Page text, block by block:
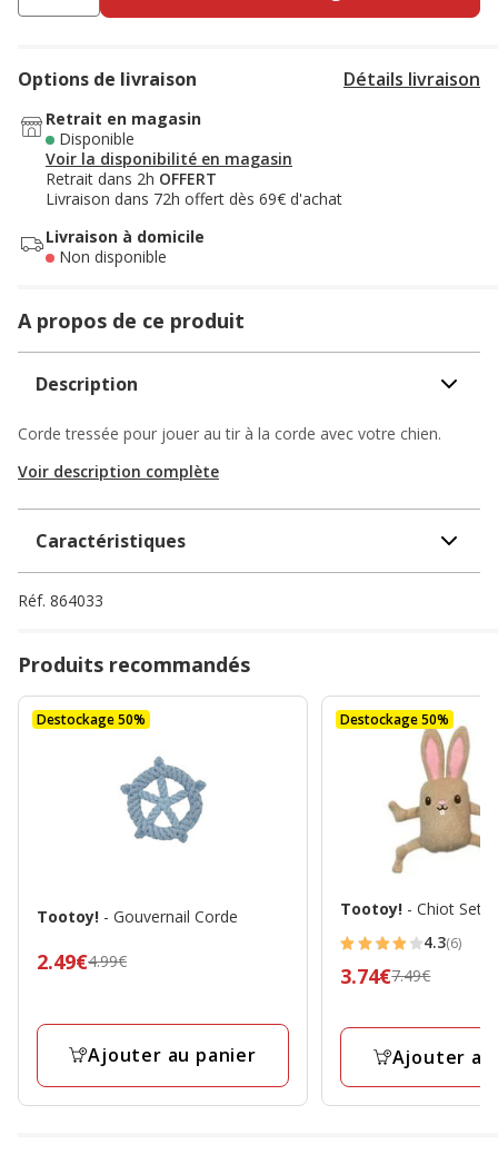
Options de livraison Détails livraison
Retrait en magasin
Disponible
Voir la disponibilité en magasin
Retrait dans 2h OFFERT
Livraison dans 72h offert dès 69€ d'achat
Livraison à domicile
Non disponible
A propos de ce produit
Description
Corde tressée pour jouer au tir à la corde avec votre chien.
Voir description complète
Caractéristiques
Réf. 864033
Produits recommandés
Destockage 50%
Tootoy! - Gouvernail Corde
Prix
2.49€
2.49€4.99€
Ajouter au panier
Destockage 50%
Tootoy! - Chiot Set
4.3
étoiles
6
4.3(6)
Prix
7.49€,
final
3.74€
3.74€7.49€
Ajouter